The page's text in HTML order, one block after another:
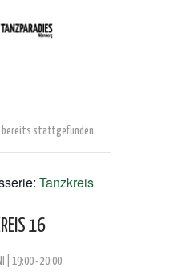
bereits stattgefunden.
Tanzkreis
16
| 19:00-20:00